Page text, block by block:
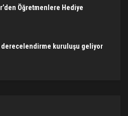
Öğretmenlere Hediye
kuruluşu geliyor